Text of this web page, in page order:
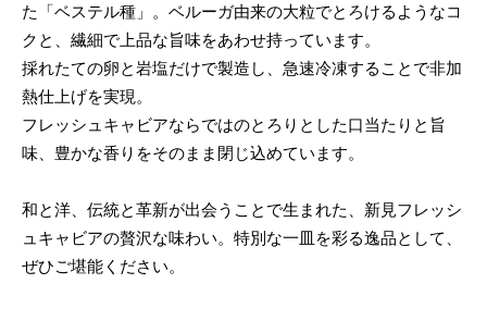
た「ベステル種」。ベルーガ由来の大粒でとろけるようなコ
クと、繊細で上品な旨味をあわせ持っています。
採れたての卵と岩塩だけで製造し、急速冷凍することで非加
熱仕上げを実現。
フレッシュキャビアならではのとろりとした口当たりと旨
味、豊かな香りをそのまま閉じ込めています。
和と洋、伝統と革新が出会うことで生まれた、新見フレッシ
ュキャビアの贅沢な味わい。特別な一皿を彩る逸品として、
ぜひご堪能ください。